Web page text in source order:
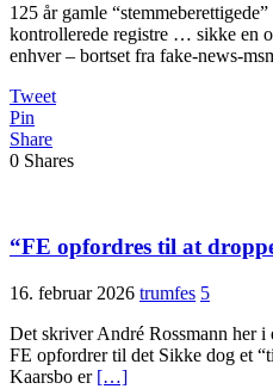
125 år gamle
kontrollerede registre … sikke en
enhver – bortset fra fake-news-
Tweet
Pin
Share
0 Shares
“FE opfordres til at
16. februar 2026 trumfes 5
Det skriver André Rossmann her
FE opfordrer til det Sikke dog et
Kaarsbo er […]